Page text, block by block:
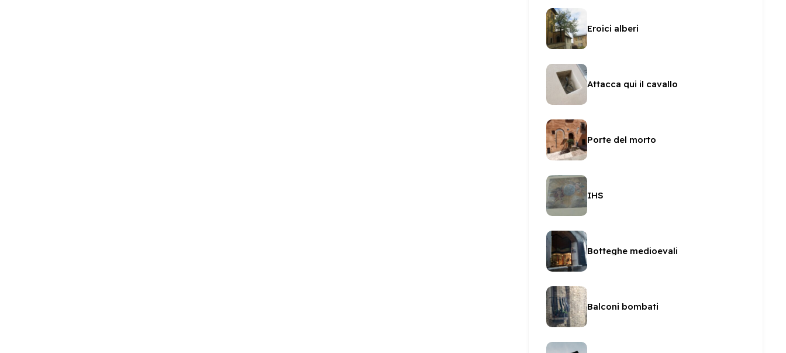
Eroici alberi
Attacca qui il cavallo
Porte del morto
IHS
Botteghe medioevali
Balconi bombati